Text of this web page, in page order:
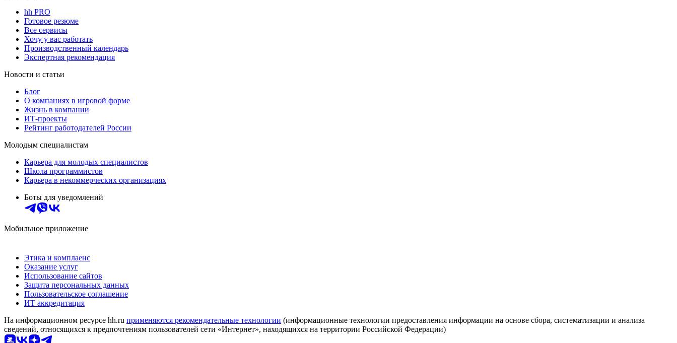
hh PRO
Готовое резюме
Все сервисы
Хочу у вас работать
Производственный календарь
Экспертная рекомендация
Новости и статьи
Блог
О компаниях в игровой форме
Жизнь в компании
ИТ-проекты
Рейтинг работодателей России
Молодым специалистам
Карьера для молодых специалистов
Школа программистов
Карьера в некоммерческих организациях
Боты для уведомлений
Мобильное приложение
Этика и комплаенс
Оказание услуг
Использование сайтов
Защита персональных данных
Пользовательское соглашение
ИТ аккредитация
На информационном ресурсе hh.ru применяются рекомендательные технологии (информационные технологии предоставления информации на основе сбора, систематизации и анализа
сведений, относящихся к предпочтениям пользователей сети «Интернет», находящихся на территории Российской Федерации)